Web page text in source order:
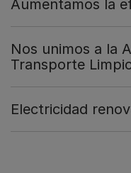
Aumentamos la
Nos unimos a la
Transporte
Electricidad